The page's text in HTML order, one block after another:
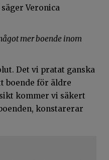
Veronica
mer boende inom
Det vi pratat ganska
boende för äldre
kommer vi säkert
konstarerar